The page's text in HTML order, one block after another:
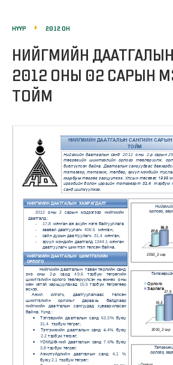
НҮҮР 2012 ОН
НИЙГМИЙН
2012 ОНЫ 02 САРЫН
ТОЙМ